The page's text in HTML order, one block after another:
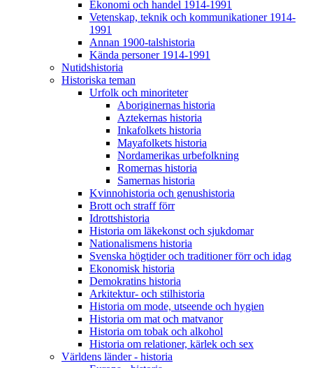
Ekonomi och handel 1914-1991
Vetenskap, teknik och kommunikationer 1914-
1991
Annan 1900-talshistoria
Kända personer 1914-1991
Nutidshistoria
Historiska teman
Urfolk och minoriteter
Aboriginernas historia
Aztekernas historia
Inkafolkets historia
Mayafolkets historia
Nordamerikas urbefolkning
Romernas historia
Samernas historia
Kvinnohistoria och genushistoria
Brott och straff förr
Idrottshistoria
Historia om läkekonst och sjukdomar
Nationalismens historia
Svenska högtider och traditioner förr och idag
Ekonomisk historia
Demokratins historia
Arkitektur- och stilhistoria
Historia om mode, utseende och hygien
Historia om mat och matvanor
Historia om tobak och alkohol
Historia om relationer, kärlek och sex
Världens länder - historia